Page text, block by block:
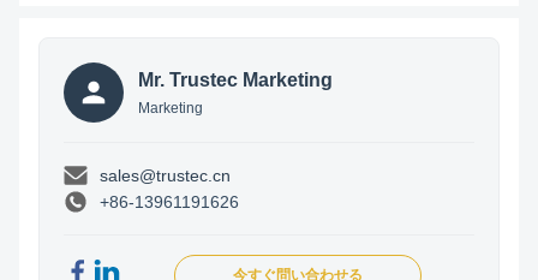
Mr. Trustec Marketing
Marketing
sales@trustec.cn
+86-13961191626
今すぐ問い合わせる